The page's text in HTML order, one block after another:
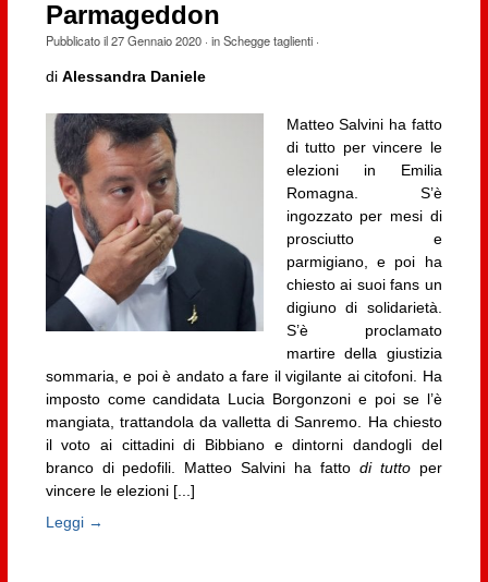
Parmageddon
Pubblicato il27 Gennaio 2020· inSchegge taglienti·
di Alessandra Daniele
Matteo Salvini ha fatto
di tutto per vincere le
elezioni in Emilia
Romagna. S’è
ingozzato per mesi di
prosciutto e
parmigiano, e poi ha
chiesto ai suoi fans un
digiuno di solidarietà.
S’è proclamato
martire della giustizia
sommaria, e poi è andato a fare il vigilante ai citofoni. Ha
imposto come candidata Lucia Borgonzoni e poi se l’è
mangiata, trattandola da valletta di Sanremo. Ha chiesto
il voto ai cittadini di Bibbiano e dintorni dandogli del
branco di pedofili. Matteo Salvini ha fatto di tuttoper
vincere le elezioni [...]
Leggi →